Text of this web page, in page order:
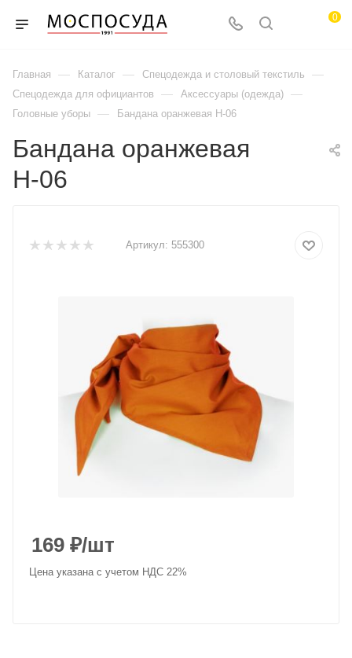
0
Главная — Каталог — Спецодежда и столовый текстиль —
Спецодежда для официантов — Аксессуары (одежда) —
Головные уборы — Бандана оранжевая Н-06
Бандана оранжевая
Н-06
Артикул: 555300
169 ₽/шт
Цена указана с учетом НДС 22%